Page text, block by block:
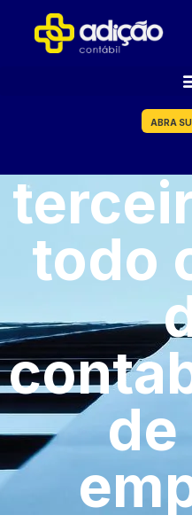
ABRA
todo
de